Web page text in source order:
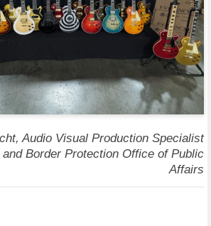
Audio Visual Production Specialist
Border Protection Office of Public
Affairs